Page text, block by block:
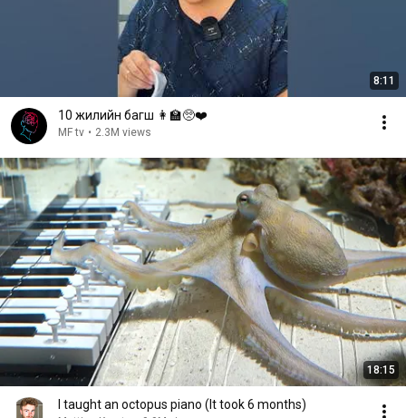
8:11
10 жилийн багш 👩‍🏫🥺❤️
MF tv • 2.3M views
18:15
I taught an octopus piano (It took 6 months)